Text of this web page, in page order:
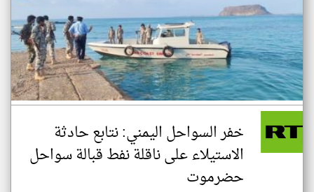
خفر السواحل اليمني: نتابع حادثة
الاستيلاء على ناقلة نفط قبالة سواحل
حضرموت